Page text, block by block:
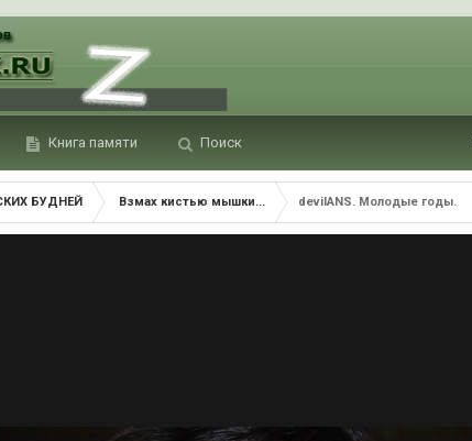
Книга памяти Поиск
БУДНЕЙ Взмах кистью мышки... devilANS. Молодые годы.